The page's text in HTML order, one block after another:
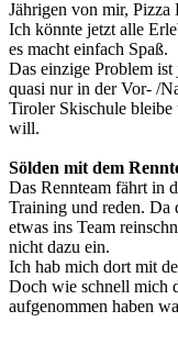
Jährigen von mir, Pizza
Ich könnte jetzt alle
es macht einfach Spaß.
Das einzige Problem
quasi nur in der Vor- /
Tiroler Skischule
will.
Sölden mit dem
Das Rennteam fährt in
Training und reden. Da
etwas ins Team
nicht dazu ein.
Ich hab mich dort mit
Doch wie schnell mich
aufgenommen haben